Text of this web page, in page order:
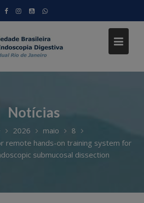
Notícias
2026 maio
8
remote hands-on training system for
submucosal dissection